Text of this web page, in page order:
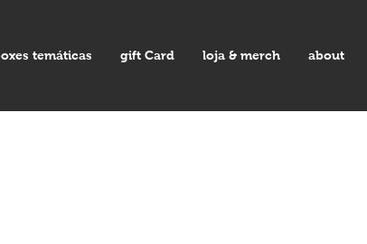
temáticas gift Card loja & merch about